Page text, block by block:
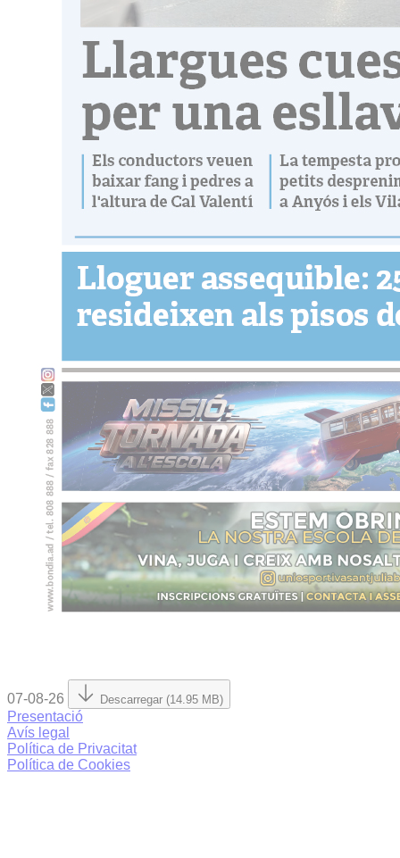
07-08-26 Descarregar (14.95 MB)
Presentació
Avís legal
Política de Privacitat
Política de Cookies